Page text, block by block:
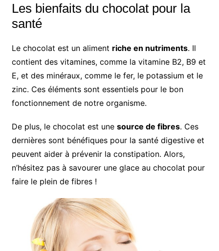
Les bienfaits du chocolat pour la
santé
Le chocolat est un aliment riche en nutriments. Il
contient des vitamines, comme la vitamine B2, B9 et
E, et des minéraux, comme le fer, le potassium et le
zinc. Ces éléments sont essentiels pour le bon
fonctionnement de notre organisme.
De plus, le chocolat est une source de fibres. Ces
dernières sont bénéfiques pour la santé digestive et
peuvent aider à prévenir la constipation. Alors,
n’hésitez pas à savourer une glace au chocolat pour
faire le plein de fibres !